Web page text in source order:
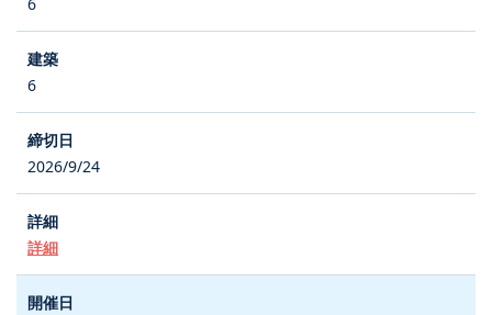
6
2026/9/24
詳細